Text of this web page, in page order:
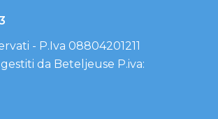
- P.Iva 08804201211
da Beteljeuse P.iva: